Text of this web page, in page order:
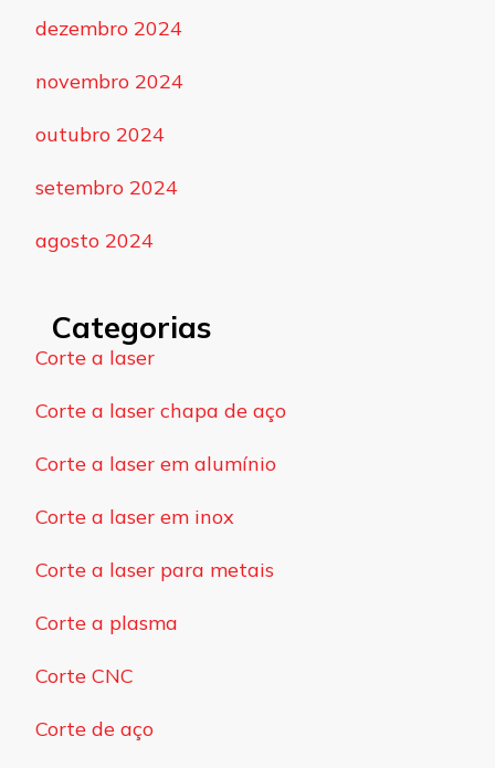
dezembro 2024
novembro 2024
outubro 2024
setembro 2024
agosto 2024
Categorias
Corte a laser
Corte a laser chapa de aço
Corte a laser em alumínio
Corte a laser em inox
Corte a laser para metais
Corte a plasma
Corte CNC
Corte de aço